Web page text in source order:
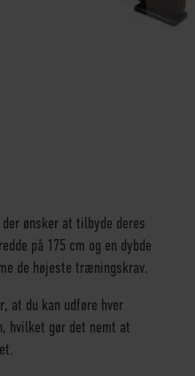
ønsker at tilbyde deres
på 175 cm og en dybde
de højeste træningskrav.
at du kan udføre hver
hvilket gør det nemt at